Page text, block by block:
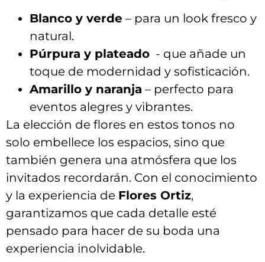
Blanco y⁣ verde – para un‍ look‌ fresco y
natural.
Púrpura y plateado ​ -⁣ que ⁢añade un⁤
toque de​ modernidad y sofisticación.
Amarillo ‌y naranja – ⁣perfecto para
eventos‌ alegres ​y vibrantes.
La‍ elección de flores en estos tonos no⁣
solo embellece los espacios,‌ sino que
también genera una atmósfera que los
invitados recordarán. Con el conocimiento
y la experiencia de Flores Ortiz,
garantizamos que​ cada detalle ‍esté
pensado para hacer de su boda‌ una ​
experiencia inolvidable.